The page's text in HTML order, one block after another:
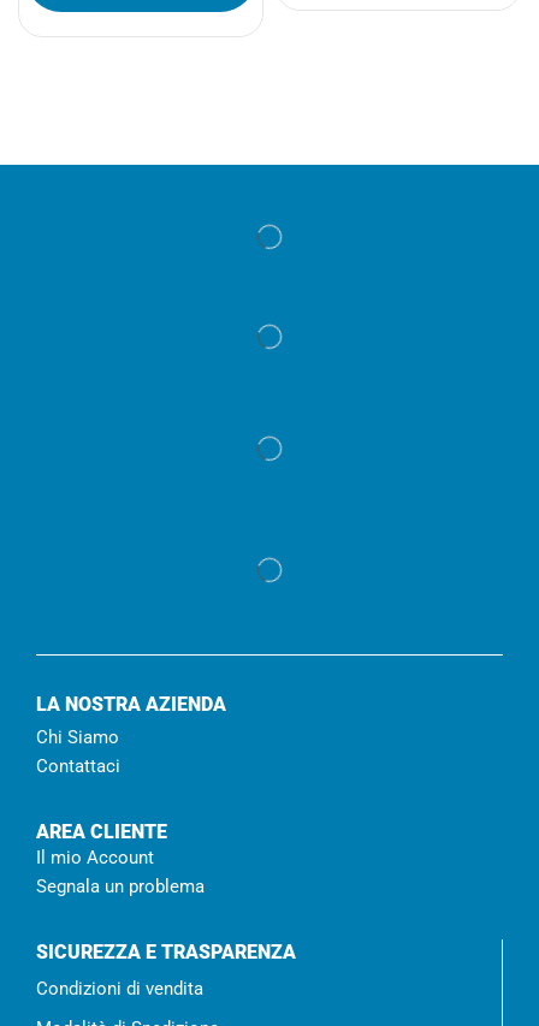
LA NOSTRA AZIENDA
Chi Siamo
Contattaci
AREA CLIENTE
Il mio Account
Segnala un problema
SICUREZZA E TRASPARENZA
Condizioni di vendita